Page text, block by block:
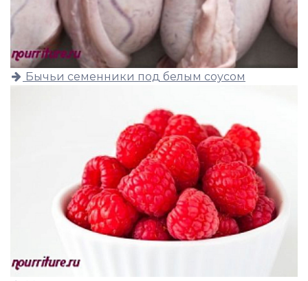
Бычьи семенники под белым соусом